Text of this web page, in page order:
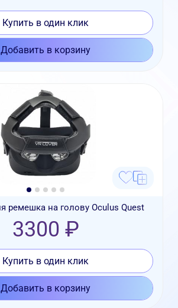
Купить в один клик
Добавить в корзину
ремешка на голову Oculus Quest
3300 ₽
Купить в один клик
Добавить в корзину